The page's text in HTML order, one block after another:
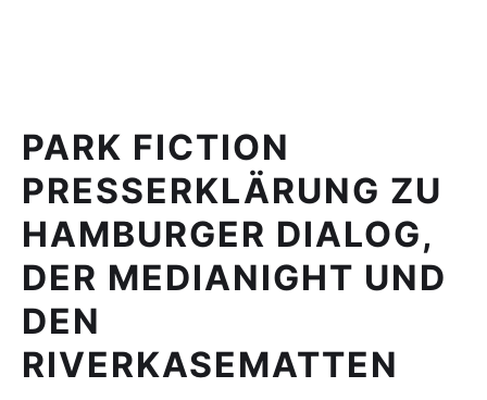
PARK FICTION
PRESSERKLÄRUNG ZU
HAMBURGER DIALOG,
DER MEDIANIGHT UND
DEN
RIVERKASEMATTEN